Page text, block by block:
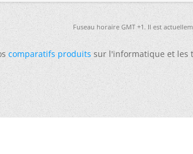
Fuseau horaire GMT +1. Il est
comparatifs produitssur l'informatique et les